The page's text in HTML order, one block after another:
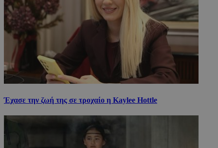
Έχασε την ζωή της σε τροχαίο η Kaylee Hottle